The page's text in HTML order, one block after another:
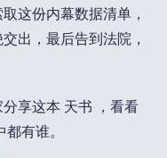
这份内幕数据清单，
出，最后告到法院，
享这本 天书 ，看看
有谁。